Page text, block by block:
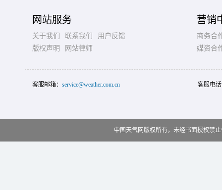
网站服务
关于我们 联系我们
用户反馈
版权声明
网站律师
营销
商务合
媒资合
客服邮箱： service@weather.com.cn 客服电
中国天气网版权所有，未经书面授权